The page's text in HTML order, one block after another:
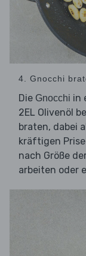
4. Gnocchi
Die Gnocchi in
2EL Olivenöl
braten, dabei
kräftigen
nach Größe
arbeiten oder